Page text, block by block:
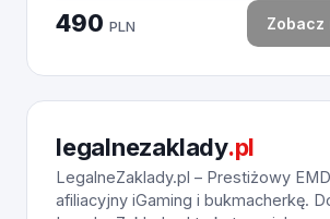
490 PLN Zobacz
legalnezaklady.pl
LegalneZaklady.pl – Prestiżowy
afiliacyjny iGaming i bukmacherkę.